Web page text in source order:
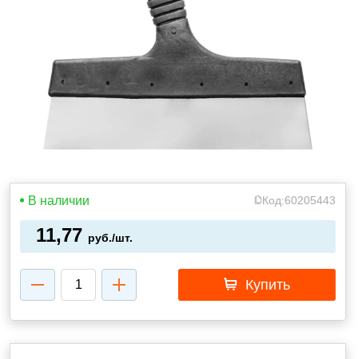
В наличии Код:60205443
11,77 руб./шт.
Купить